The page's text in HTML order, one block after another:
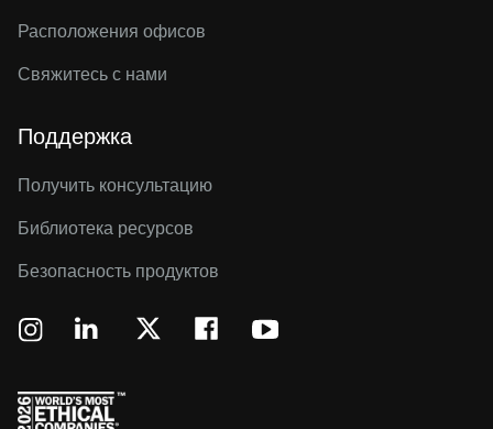
Расположения офисов
Свяжитесь с нами
Поддержка
Получить консультацию
Библиотека ресурсов
Безопасность продуктов